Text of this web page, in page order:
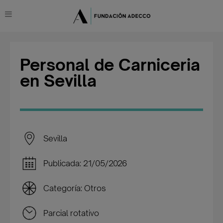
Personal de Carniceria
en Sevilla
Sevilla
Publicada: 21/05/2026
Categoría: Otros
Parcial rotativo